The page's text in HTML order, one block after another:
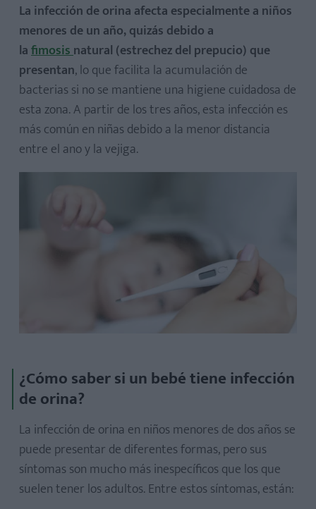
La infección de orina afecta especialmente a niños
menores de un año, quizás debido a
lafimosisnatural (estrechez del prepucio) que
presentan, lo que facilita la acumulación de
bacterias si no se mantiene una higiene cuidadosa de
esta zona. A partir de los tres años, esta infección es
más común en niñas debido a la menor distancia
entre el ano y la vejiga.
¿Cómo saber si un bebé tiene infección
de orina?
La infección de orina en niños menores de dos años se
puede presentar de diferentes formas, pero sus
síntomas son mucho más inespecíficos que los que
suelen tener los adultos. Entre estos síntomas, están: